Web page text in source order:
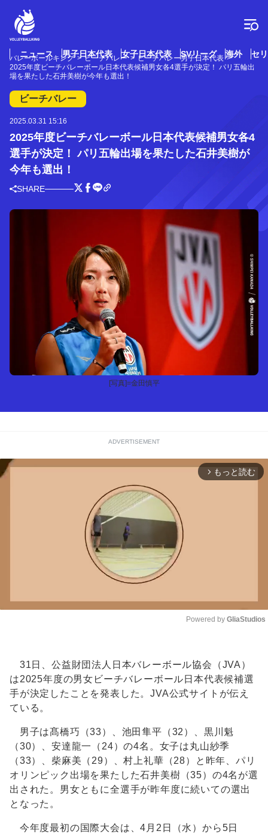
ニュース 男子日本代表 女子日本代表 SVリーグ 海外 セ
バレーボールキング ビーチバレー
ビーチバレー男子日本代表
2025年度ビーチバレーボール日本代表候補男女各4選手が決定！ パリ五輪出
場を果たした石井美樹が今年も選出！
ビーチバレー
2025.03.31 15:16
2025年度ビーチバレーボール日本代表候補男女各4
選手が決定！ パリ五輪出場を果たした石井美樹が
今年も選出！
SHARE
[写真]=金田慎平
ADVERTISEMENT
arrow_forward_ios もっと読む
Powered by GliaStudios
31日、公益財団法人日本バレーボール協会（JVA）
は2025年度の男女ビーチバレーボール日本代表候補選
手が決定したことを発表した。JVA公式サイトが伝え
ている。
男子は髙橋巧（33）、池田隼平（32）、黒川魁
（30）、安達龍一（24）の4名。女子は丸山紗季
（33）、柴麻美（29）、村上礼華（28）と昨年、パリ
オリンピック出場を果たした石井美樹（35）の4名が選
出された。男女ともに全選手が昨年度に続いての選出
となった。
今年度最初の国際大会は、4月2日（水）から5日